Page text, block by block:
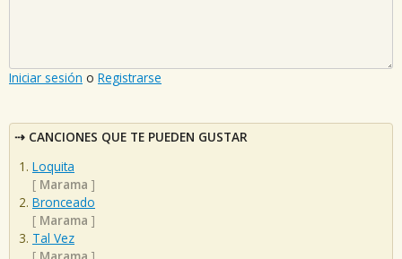
Iniciar sesión o Registrarse
CANCIONES QUE TE PUEDEN GUSTAR
Loquita
[ Marama ]
Bronceado
[ Marama ]
Tal Vez